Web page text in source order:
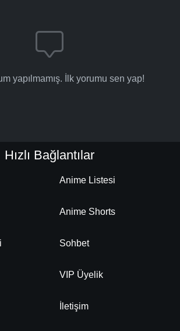
yapılmamış. İlk yorumu sen yap!
Hızlı Bağlantılar
Anime Listesi
Anime Shorts
Sohbet
VIP Üyelik
İletişim